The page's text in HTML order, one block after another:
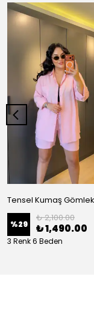
%29
₺ 2,100.00
₺ 1,490.00
3 Renk 6 Beden